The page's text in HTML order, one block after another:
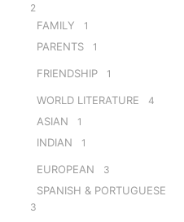
2
FAMILY 1
PARENTS 1
FRIENDSHIP 1
WORLD LITERATURE 4
ASIAN 1
INDIAN 1
EUROPEAN 3
SPANISH & PORTUGUESE
3